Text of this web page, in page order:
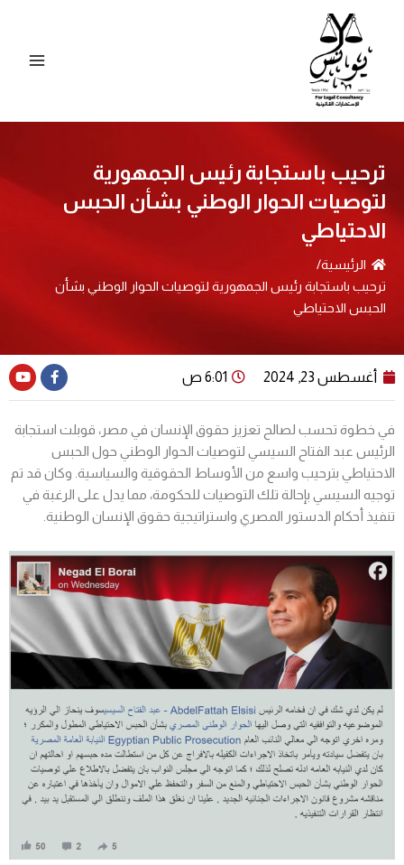
ترحيب باستجابة رئيس الجمهورية
لتوصيات الحوار الوطني بشأن الحبس
الاحتياطي
الرئيسية/
ترحيب باستجابة رئيس الجمهورية لتوصيات الحوار الوطني بشأن
الحبس الاحتياطي
أغسطس 23, 2024 6:01 ص
Facebook-
في خطوة تحسب لصالح تعزيز حقوق الإنسان في مصر، قوبلت استجابة
الرئيس عبد الفتاح السيسي لتوصيات الحوار الوطني حول الحبس
الاحتياطي بترحيب واسع من الأوساط الحقوقية والسياسية. وكان قد تم
توجيه السيسي بإحالة تلك التوصيات للحكومة، مما يدل على الرغبة في
تنفيذ أحكام الدستور المصري واستراتيجية حقوق الإنسان الوطنية.